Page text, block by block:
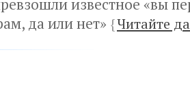
известное «вы
да или нет» {Читайте